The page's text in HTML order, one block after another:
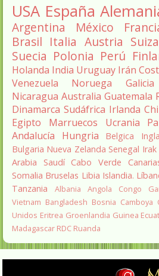
USA España
Argentina México
Brasil Italia Austria Suiza
Suecia Polonia Perú
Holanda India Uruguay Irán
Venezuela
Noruega Galicia
Nicaragua Australia Guatemala
Dinamarca Sudáfrica Irlanda
Egipto
Marruecos Ucrania
Andalucía
Hungria Belgica
Bulgaria Nueva Zelanda Senegal Irak
Arabia Saudí Cabo Verde
Somalia Bruselas Libia Islandia.
Tanzania
Albania Angola Congo
Vietnam Bangladesh Bosnia Camboya
Unidos Eritrea Groenlandia Guinea
Madagascar RDC Ruanda